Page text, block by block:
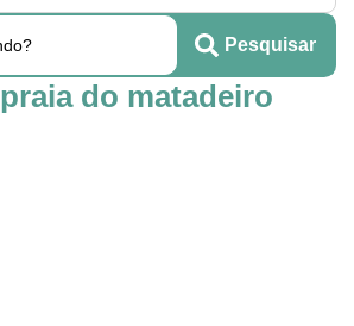
Pesquisar
praia do matadeiro